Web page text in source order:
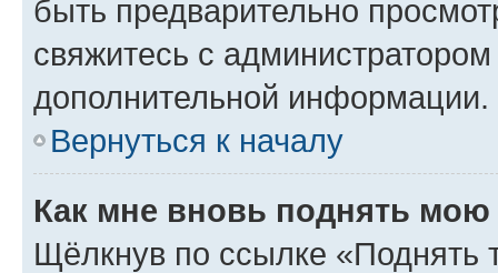
быть предварительно
свяжитесь с
дополнительной информации.
Вернуться к началу
Как мне вновь поднять мою
Щёлкнув по ссылке «Поднять